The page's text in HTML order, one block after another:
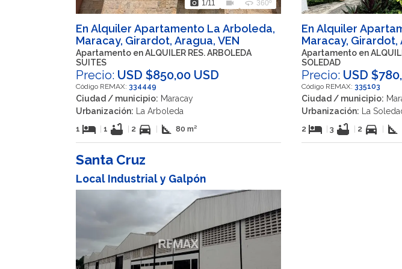
photo_camera 1/11 videocam 360 360º
En Alquiler Apartamento La Arboleda,
Maracay, Girardot, Aragua, VEN
Apartamento en ALQUILER RES. ARBOLEDA
SUITES
Precio: USD $850,00 USD
Código REMAX: 334449
Ciudad / municipio: Maracay
Urbanización: La Arboleda
1 hotel 1 bathtub 2 directions_car square_foot 80 m²
En Alquiler
Maracay, Girardot,
Apartamento en
SOLEDAD
Precio: USD
Código REMAX: 335103
Ciudad / municipio:
Urbanización: La
2 hotel 3 bathtub 2 directions_car square_foot
Santa Cruz
Local Industrial y Galpón